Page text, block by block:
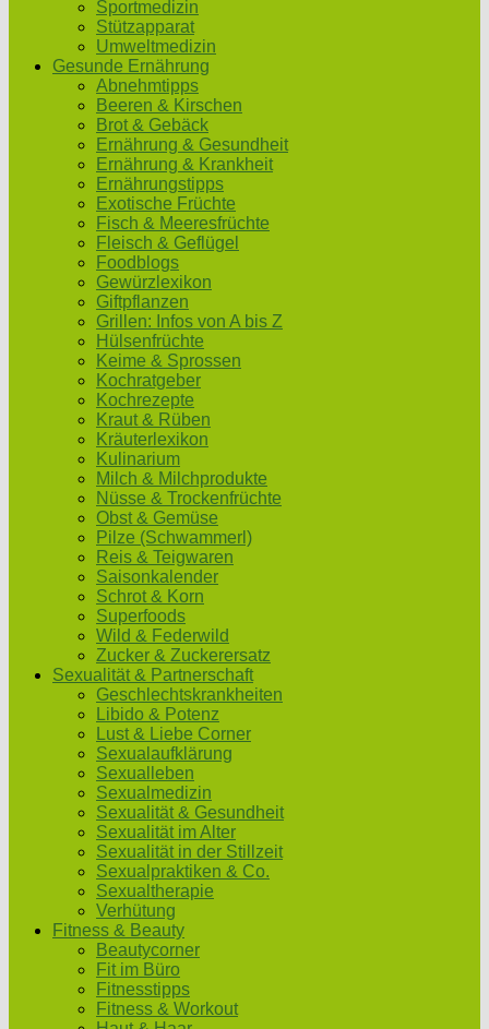
Sportmedizin
Stützapparat
Umweltmedizin
Gesunde Ernährung
Abnehmtipps
Beeren & Kirschen
Brot & Gebäck
Ernährung & Gesundheit
Ernährung & Krankheit
Ernährungstipps
Exotische Früchte
Fisch & Meeresfrüchte
Fleisch & Geflügel
Foodblogs
Gewürzlexikon
Giftpflanzen
Grillen: Infos von A bis Z
Hülsenfrüchte
Keime & Sprossen
Kochratgeber
Kochrezepte
Kraut & Rüben
Kräuterlexikon
Kulinarium
Milch & Milchprodukte
Nüsse & Trockenfrüchte
Obst & Gemüse
Pilze (Schwammerl)
Reis & Teigwaren
Saisonkalender
Schrot & Korn
Superfoods
Wild & Federwild
Zucker & Zuckerersatz
Sexualität & Partnerschaft
Geschlechtskrankheiten
Libido & Potenz
Lust & Liebe Corner
Sexualaufklärung
Sexualleben
Sexualmedizin
Sexualität & Gesundheit
Sexualität im Alter
Sexualität in der Stillzeit
Sexualpraktiken & Co.
Sexualtherapie
Verhütung
Fitness & Beauty
Beautycorner
Fit im Büro
Fitnesstipps
Fitness & Workout